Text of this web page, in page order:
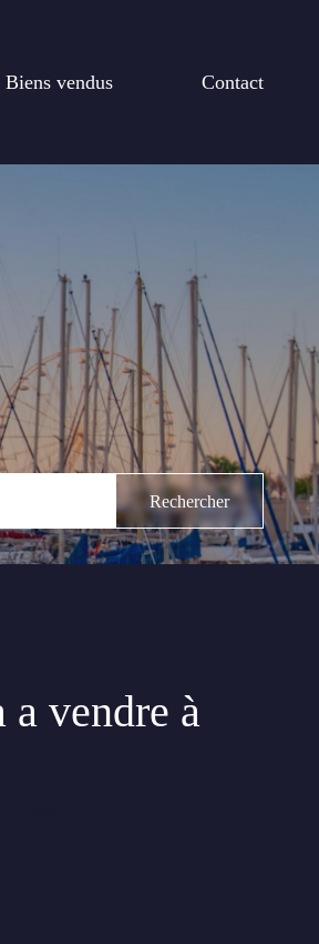
Biens vendus Contact
vendre à